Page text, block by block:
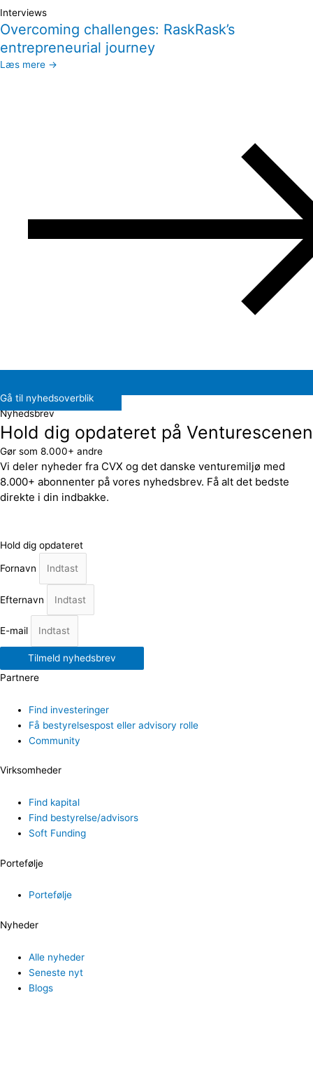
Interviews
Overcoming challenges: RaskRask’s
entrepreneurial journey
Læs mere →
Gå til nyhedsoverblik
Nyhedsbrev
Hold dig opdateret på Venturescenen
Gør som 8.000+ andre
Vi deler nyheder fra CVX og det danske venturemiljø med
8.000+ abonnenter på vores nyhedsbrev. Få alt det bedste
direkte i din indbakke.
Hold dig opdateret
Fornavn
Efternavn
E-mail
Tilmeld nyhedsbrev
Partnere
Find investeringer
Få bestyrelsespost eller advisory rolle
Community
Virksomheder
Find kapital
Find bestyrelse/advisors
Soft Funding
Portefølje
Portefølje
Nyheder
Alle nyheder
Seneste nyt
Blogs